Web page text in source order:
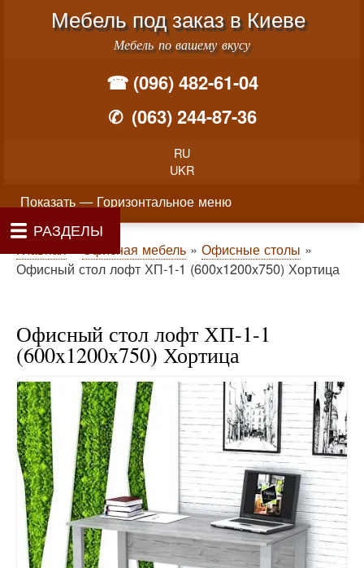
Перейти к основному
Меню учётной записи пользователя
Мебель под заказ в Киеве
Мебель по вашему вкусу
☎ (096) 482-61-04
✆ (063) 244-87-36
RU
UKR
Горизонтальное меню
Показать — Горизонтальное меню
Главная
Как производится заказ мебели
О нас
Материалы и фурнитура
Цены
Контакты
Фотогалерея
Строка навигации
Главная Офисная мебель
Офисные столы
Офисный стол лофт ХП-1-1 (600x1200x750) Хортица
Офисный стол лофт ХП-1-1
(600x1200x750) Хортица
РАЗДЕЛЫ